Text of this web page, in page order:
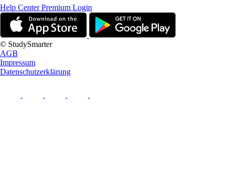
Help CenterPremium Login
© StudySmarter
AGB
Impressum
Datenschutzerklärung